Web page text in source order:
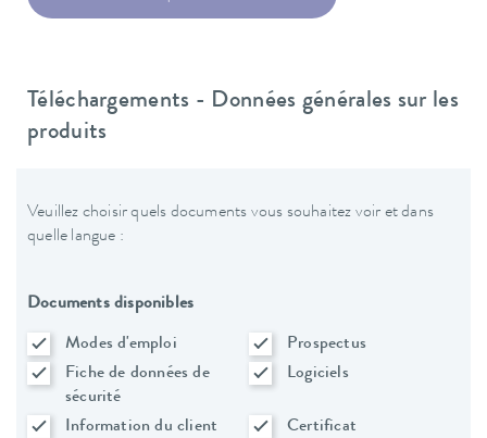
Téléchargements - Données générales sur les
produits
Veuillez choisir quels documents vous souhaitez voir et dans
quelle langue :
Documents disponibles
Modes d'emploi
Prospectus
Fiche de données de
sécurité
Logiciels
Information du client
Certificat